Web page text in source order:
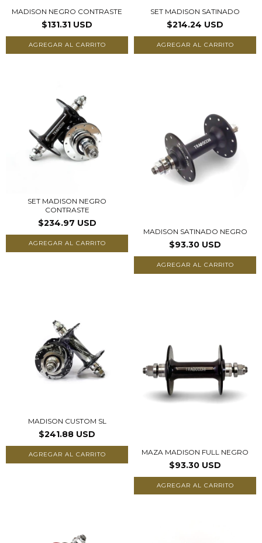
MADISON NEGRO CONTRASTE
$131.31 USD
AGREGAR AL CARRITO
SET MADISON SATINADO
$214.24 USD
AGREGAR AL CARRITO
SET MADISON NEGRO
CONTRASTE
$234.97 USD
AGREGAR AL CARRITO
MADISON SATINADO NEGRO
$93.30 USD
AGREGAR AL CARRITO
MADISON CUSTOM SL
$241.88 USD
AGREGAR AL CARRITO MAZA MADISON FULL NEGRO
$93.30 USD
AGREGAR AL CARRITO